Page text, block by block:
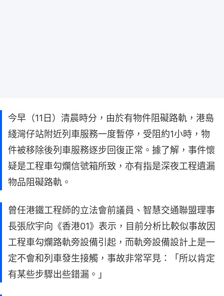
今早（11日）清晨時分，由於有物件阻礙路軌，港島
綫灣仔站附近列車服務一度暫停，受阻約1小時，物
件被移除後列車服務逐步回復正常。據了解，事件懷
疑是工程車勾爛信號箱所致，亦有指是深夜工程遺漏
物品阻礙路軌。
曾任港鐵工程師的立法會前議員、智慧交通聯盟理事
長張欣宇向《香港01》表示，目前分析比較似事故因
工程車勾爛路軌旁設備引起，而軌旁設備設計上是一
定不會和列車發生接觸，事故非常罕見：「所以肯定
有某些步驟出些錯漏。」